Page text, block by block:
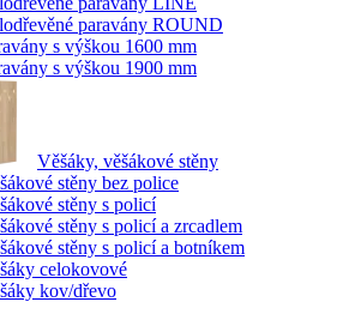
paravány ROUND
s výškou 1600 mm
s výškou 1900 mm
Věšáky, věšákové stěny
stěny bez police
stěny s policí
stěny s policí a zrcadlem
stěny s policí a botníkem
celokovové
kov/dřevo